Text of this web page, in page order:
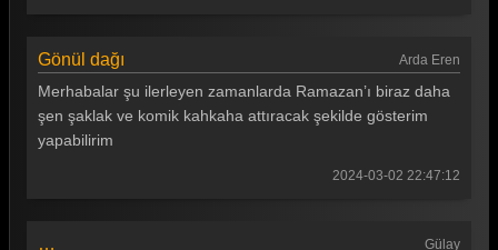
Gönül Dağı 135. Bölüm
Gönül Dağı 134. Bölüm
Gönül Dağı 133. Bölüm
Gönül dağı Arda Eren
Merhabalar şu ilerleyen zamanlarda Ramazan’ı biraz daha
şen şaklak ve komik kahkaha attıracak şekilde gösterim
yapabilirim
2024-03-02 22:47:12
… Gülay